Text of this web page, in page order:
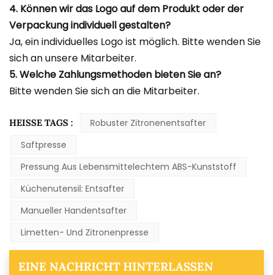
4. Können wir das Logo auf dem Produkt oder der
Verpackung individuell gestalten?
Ja, ein individuelles Logo ist möglich. Bitte wenden Sie
sich an unsere Mitarbeiter.
5. Welche Zahlungsmethoden bieten Sie an?
Bitte wenden Sie sich an die Mitarbeiter.
HEISSE TAGS :
Robuster Zitronenentsafter
Saftpresse
Pressung Aus Lebensmittelechtem ABS-Kunststoff
Küchenutensil: Entsafter
Manueller Handentsafter
Limetten- Und Zitronenpresse
EINE NACHRICHT HINTERLASSEN